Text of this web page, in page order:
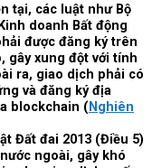
tại, các luật như Bộ
doanh Bất động
được đăng ký trên
gây xung đột với tính
ra, giao dịch phải có
và đăng ký địa
blockchain (Nghiên
Đất đai 2013 (Điều 5)
ngoài, gây khó